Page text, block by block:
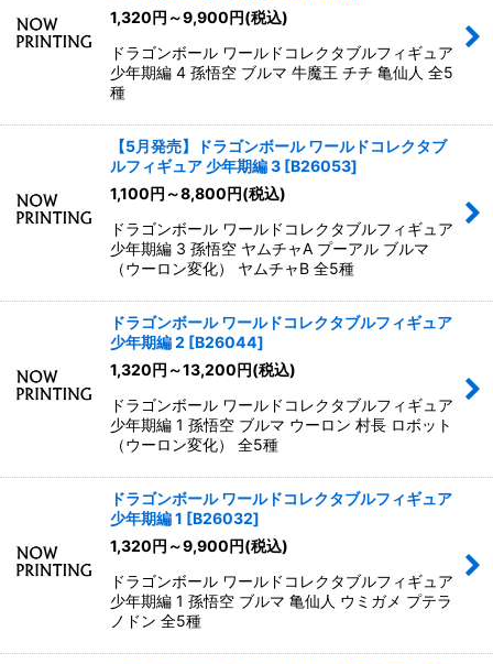
1,320円 ～9,900円(税込)
ドラゴンボール ワールドコレクタブルフィギュア
少年期編 4 孫悟空 ブルマ 牛魔王 チチ 亀仙人 全5
種
【5月発売】ドラゴンボール ワールドコレクタブ
ルフィギュア 少年期編 3 [B26053]
1,100円 ～8,800円(税込)
ドラゴンボール ワールドコレクタブルフィギュア
少年期編 3 孫悟空 ヤムチャA プーアル ブルマ
（ウーロン変化） ヤムチャB 全5種
ドラゴンボール ワールドコレクタブルフィギュア
少年期編 2 [B26044]
1,320円 ～13,200円(税込)
ドラゴンボール ワールドコレクタブルフィギュア
少年期編 1 孫悟空 ブルマ ウーロン 村長 ロボット
（ウーロン変化） 全5種
ドラゴンボール ワールドコレクタブルフィギュア
少年期編 1 [B26032]
1,320円 ～9,900円(税込)
ドラゴンボール ワールドコレクタブルフィギュア
少年期編 1 孫悟空 ブルマ 亀仙人 ウミガメ プテラ
ノドン 全5種